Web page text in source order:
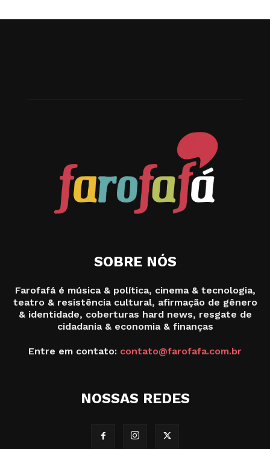
SOBRE NÓS
Farofafá é música & política, cinema & tecnologia,
teatro & resistência cultural, afirmação de gênero
& identidade, coberturas hard news, resgate de
cidadania & economia & finanças
Entre em contato: contato@farofafa.com.br
NOSSAS REDES